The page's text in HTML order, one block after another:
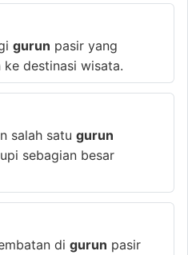
gurun pasir yang
destinasi wisata.
salah satu gurun
sebagian besar
di gurun pasir